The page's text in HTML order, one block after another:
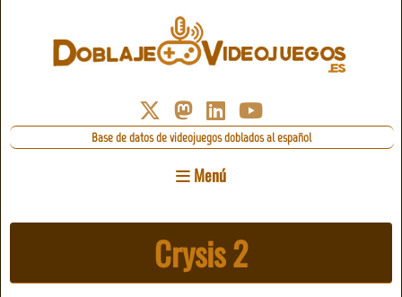
Base de datos de videojuegos doblados al español
Menú
Crysis 2